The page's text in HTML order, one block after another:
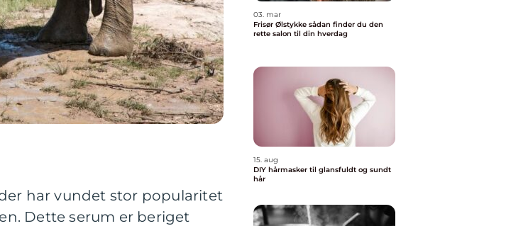
har vundet stor popularitet
Dette serum er beriget
03. mar
Frisør Ølstykke sådan finder du den
rette salon til din hverdag
15. aug
DIY hårmasker til glansfuldt og sundt
hår